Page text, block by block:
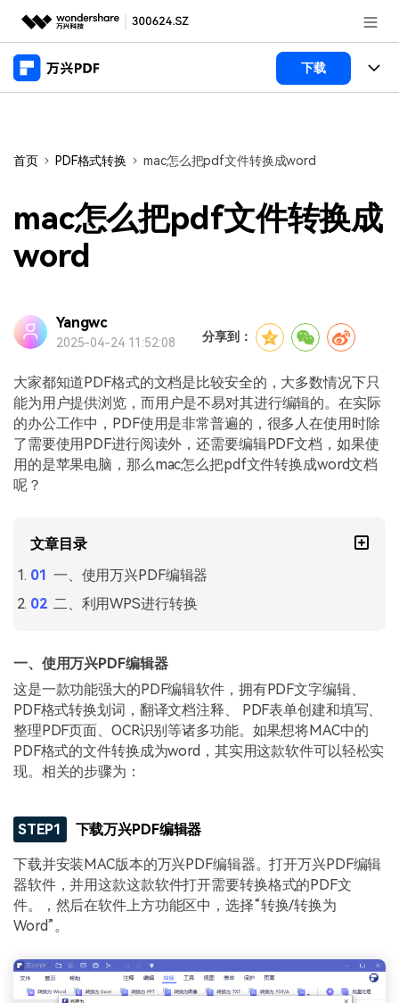
推荐产品
新闻中心
下载
桌面端
万兴PDF Mac版
移动端
万兴PDF 安卓版
万兴PDF iOS版
PDF开发工具
万兴PDF SDK
申请试用
功能
PDF转换器
PDF文件压缩
PDF签名
PDF批量工具
PDF表格
PDF页面调整
PDF注释
PDF OCR
学校&教育
经销商招募
用户指南
常见问题
产品信息
更新日志
下载中心
01.热门软件
02.转换PDF
03.编辑PDF
登录 立即购买
首页 PDF格式转换 mac怎么把pdf文件转换成word
mac怎么把pdf文件转换成
word
Yangwc
2025-04-24 11:52:08 分享到：
大家都知道PDF格式的文档是比较安全的，大多数情况下只
能为用户提供浏览，而用户是不易对其进行编辑的。在实际
的办公工作中，PDF使用是非常普遍的，很多人在使用时除
了需要使用PDF进行阅读外，还需要编辑PDF文档，如果使
用的是苹果电脑，那么mac怎么把pdf文件转换成word文档
呢？
文章目录
一、使用万兴PDF编辑器
二、利用WPS进行转换
一、使用万兴PDF编辑器
这是一款功能强大的PDF编辑软件，拥有PDF文字编辑、
PDF格式转换划词，翻译文档注释、 PDF表单创建和填写、
整理PDF页面、OCR识别等诸多功能。如果想将MAC中的
PDF格式的文件转换成为word，其实用这款软件可以轻松实
现。相关的步骤为：
STEP1 下载万兴PDF编辑器
下载并安装MAC版本的万兴PDF编辑器。打开万兴PDF编辑
器软件，并用这款这款软件打开需要转换格式的PDF文
件。，然后在软件上方功能区中，选择“转换/转换为
Word”。